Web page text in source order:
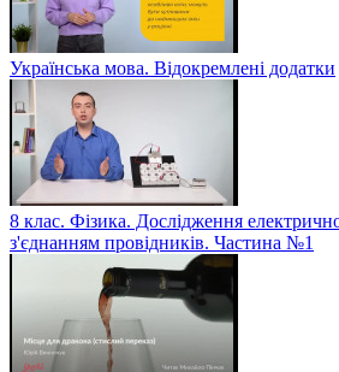
Українська мова. Відокремлені додатки
8 клас. Фізика. Дослідження
з'єднанням провідників. Частина №1